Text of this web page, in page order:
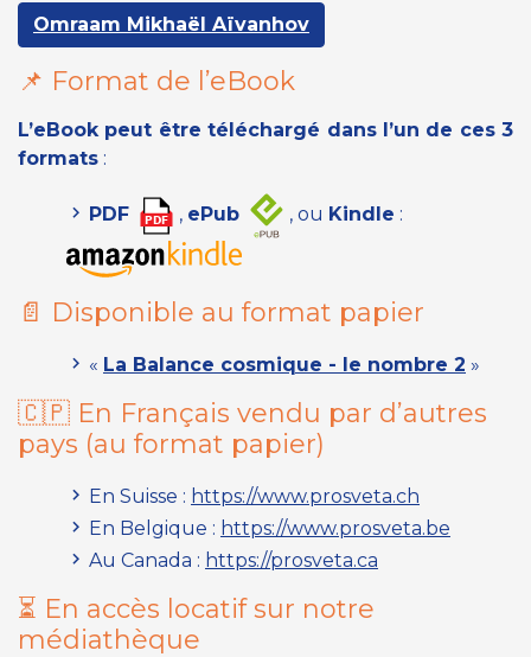
Omraam Mikhaël Aïvanhov
📌 Format de l’eBook
L’eBook peut être téléchargé dans l’un de ces 3
formats :
PDF , ePub , ou Kindle :
📄 Disponible au format papier
« La Balance cosmique - le nombre 2 »
🇨🇵 En Français vendu par d’autres
pays (au format papier)
En Suisse : https://www.prosveta.ch
En Belgique : https://www.prosveta.be
Au Canada : https://prosveta.ca
⏳ En accès locatif sur notre
médiathèque